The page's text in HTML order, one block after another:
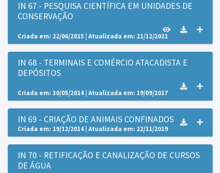
IN 67 - PESQUISA CIENTÍFICA EM UNIDADES DE
CONSERVAÇÃO
Criada em: 22/06/2015 | Atualizada em: 21/12/2021
IN 68 - TERMINAIS E COMÉRCIO ATACADISTA E
DEPÓSITOS
Criada em: 30/05/2014 | Atualizada em: 19/09/2017
IN 69 - CRIAÇÃO DE ANIMAIS CONFINADOS
Criada em: 19/12/2014 | Atualizada em: 22/11/2019
IN 70 - RETIFICAÇÃO E CANALIZAÇÃO DE CURSOS
DE ÁGUA